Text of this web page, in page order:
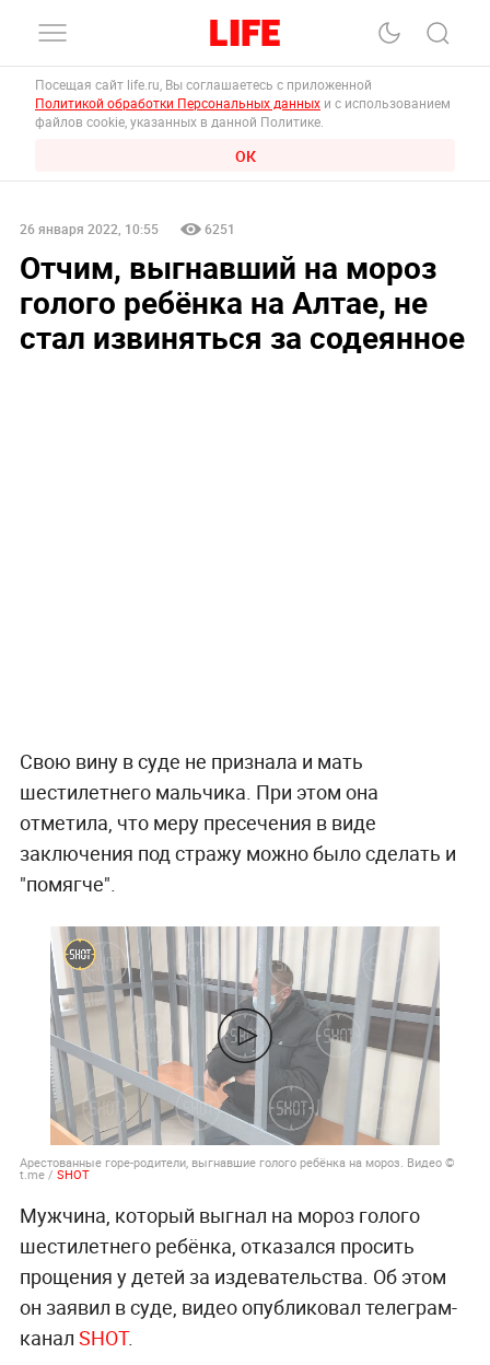
Посещая сайт life.ru, Вы соглашаетесь с приложенной
Политикой обработки Персональных данных и с использованием
файлов cookie, указанных в данной Политике.
ОК
26 января 2022, 10:55 6251
Отчим, выгнавший на мороз
голого ребёнка на Алтае, не
стал извиняться за содеянное
Свою вину в суде не признала и мать
шестилетнего мальчика. При этом она
отметила, что меру пресечения в виде
заключения под стражу можно было сделать и
"помягче".
Арестованные горе-родители, выгнавшие голого ребёнка на мороз. Видео ©
t.me / SHOT
Мужчина, который выгнал на мороз голого
шестилетнего ребёнка, отказался просить
прощения у детей за издевательства. Об этом
он заявил в суде, видео опубликовал телеграм-
канал SHOT.